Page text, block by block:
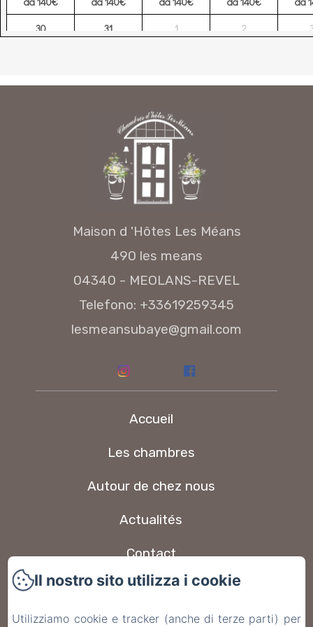
30
31 1 2
Maison d 'Hôtes Les Méans
490 les means
04340 - MEOLANS-REVEL
Telefono: +33619259345
lesmeansubaye@gmail.com
Accueil
Les chambres
Autour de chez nous
Actualités
Contact
FAQ
Informativa Privacy
Il nostro sito utilizza i cookie
Utilizziamo cookie e tracker (anche di terze parti) per